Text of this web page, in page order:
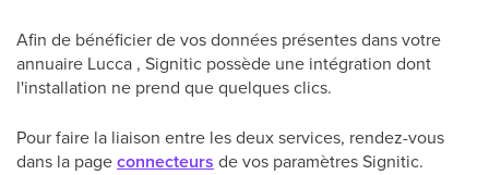
Afin de bénéficier de vos données présentes dans votre
annuaire Lucca , Signitic possède une intégration dont
l'installation ne prend que quelques clics.
Pour faire la liaison entre les deux services, rendez-vous
dans la pageconnecteurs de vos paramètres Signitic.